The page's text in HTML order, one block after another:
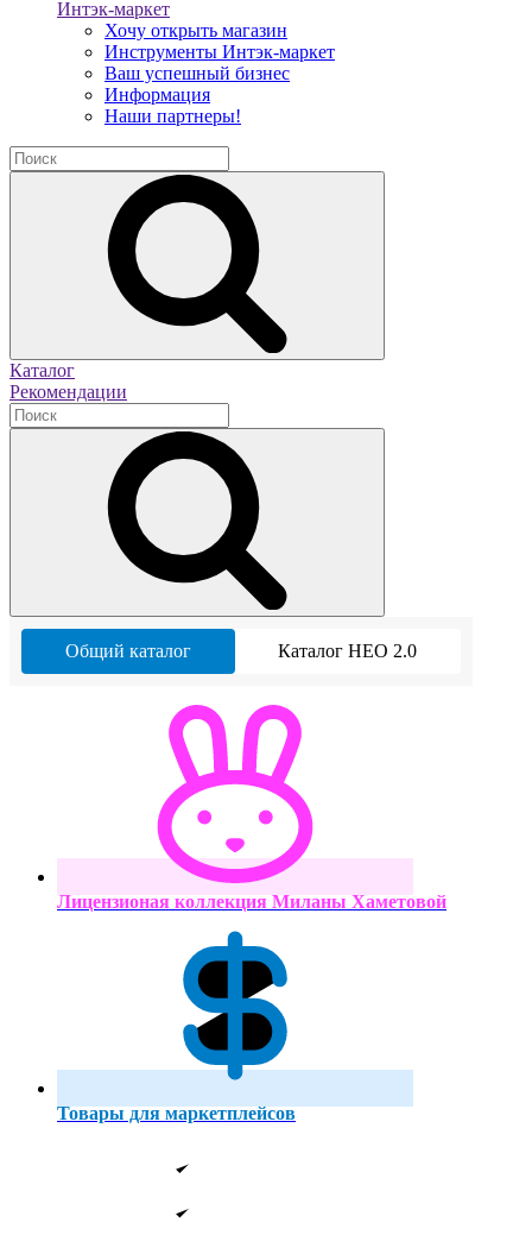
Интэк-маркет
Хочу открыть магазин
Инструменты Интэк-маркет
Ваш успешный бизнес
Информация
Наши партнеры!
Каталог
Рекомендации
Общий каталог Каталог НЕО 2.0
Лицензионая коллекция Миланы Хаметовой
Товары для маркетплейсов